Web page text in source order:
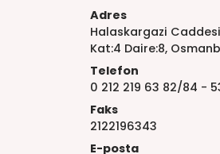
Adres
Halaskargazi Caddesi
Kat:4 Daire:8,
Telefon
0 212 219 63 82/84 -
Faks
2122196343
E-posta